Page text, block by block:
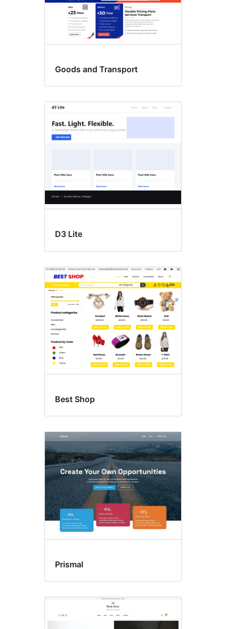
Goods and Transport
D3 Lite
Best Shop
Prismal